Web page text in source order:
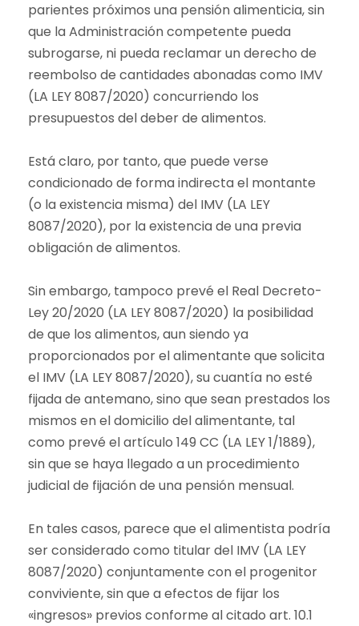
parientes próximos una pensión alimenticia, sin
que la Administración competente pueda
subrogarse, ni pueda reclamar un derecho de
reembolso de cantidades abonadas como IMV
(LA LEY 8087/2020) concurriendo los
presupuestos del deber de alimentos.
Está claro, por tanto, que puede verse
condicionado de forma indirecta el montante
(o la existencia misma) del IMV (LA LEY
8087/2020), por la existencia de una previa
obligación de alimentos.
Sin embargo, tampoco prevé el Real Decreto-
Ley 20/2020 (LA LEY 8087/2020) la posibilidad
de que los alimentos, aun siendo ya
proporcionados por el alimentante que solicita
el IMV (LA LEY 8087/2020), su cuantía no esté
fijada de antemano, sino que sean prestados los
mismos en el domicilio del alimentante, tal
como prevé el artículo 149 CC (LA LEY 1/1889),
sin que se haya llegado a un procedimiento
judicial de fijación de una pensión mensual.
En tales casos, parece que el alimentista podría
ser considerado como titular del IMV (LA LEY
8087/2020) conjuntamente con el progenitor
conviviente, sin que a efectos de fijar los
«ingresos» previos conforme al citado art. 10.1